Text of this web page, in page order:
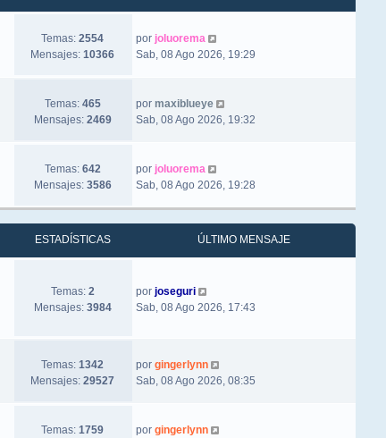
Temas:2554
Mensajes:10366
por joluorema
Sab, 08 Ago 2026, 19:29
Temas: 465
Mensajes: 2469
por maxiblueye
Sab, 08 Ago 2026, 19:32
Temas: 642
Mensajes: 3586
por joluorema
Sab, 08 Ago 2026, 19:28
ESTADÍSTICAS ÚLTIMO MENSAJE
Temas: 2
Mensajes: 3984
por joseguri
Sab, 08 Ago 2026, 17:43
Temas:1342
Mensajes:29527
por gingerlynn
Sab, 08 Ago 2026, 08:35
Temas:1759
por gingerlynn